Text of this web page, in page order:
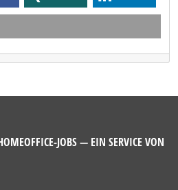
JOBS — EIN SERVICE VON